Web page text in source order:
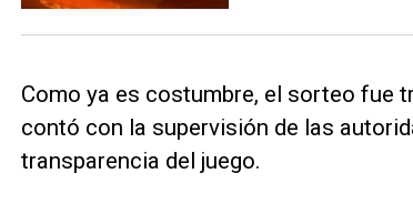
Como ya es costumbre, el sorteo fue
contó con la supervisión de las
transparencia del juego.